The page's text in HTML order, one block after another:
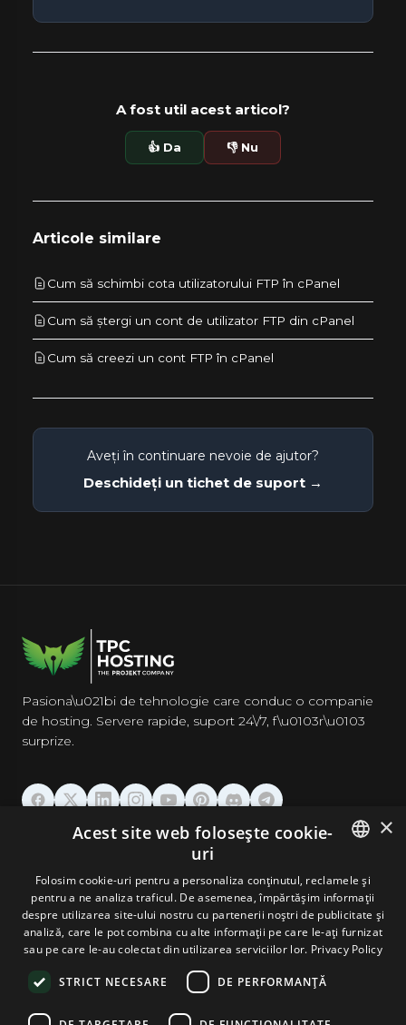
A fost util acest articol?
👍 Da 👎 Nu
Articole similare
Cum să schimbi cota utilizatorului FTP în cPanel
Cum să ștergi un cont de utilizator FTP din cPanel
Cum să creezi un cont FTP în cPanel
Aveți în continuare nevoie de ajutor?
Deschideți un tichet de suport →
Pasiona\u021bi de tehnologie care conduc o companie
de hosting. Servere rapide, suport 24\/7, f\u0103r\u0103
surprize.
GĂZDUIRE
DOMENII & EMAIL
UNELTE & SECURITATE
COMPANIE
ENGLISH
GERMAN
ROMANIAN
×
Acest site web folosește cookie-
uri
Folosim cookie-uri pentru a personaliza conținutul, reclamele și
pentru a ne analiza traficul. De asemenea, împărtășim informații
despre utilizarea site-ului nostru cu partenerii noștri de publicitate și
analiză, care le pot combina cu alte informații pe care le-ați furnizat
sau pe care le-au colectat din utilizarea serviciilor lor. Privacy Policy
STRICT NECESARE DE PERFORMANȚĂ